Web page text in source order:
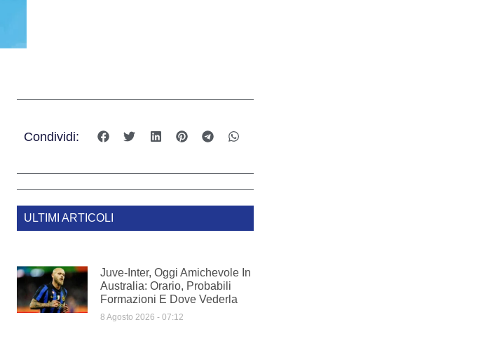
Condividi:
ULTIMI ARTICOLI
Juve-Inter, Oggi Amichevole In
Australia: Orario, Probabili
Formazioni E Dove Vederla
8 Agosto 2026 07:12